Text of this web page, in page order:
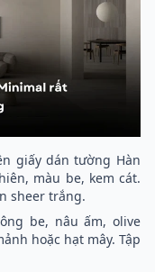
giấy dán tường Hàn
màu be, kem cát.
sheer trắng.
be, nâu ấm, olive
hoặc hạt mây. Tập